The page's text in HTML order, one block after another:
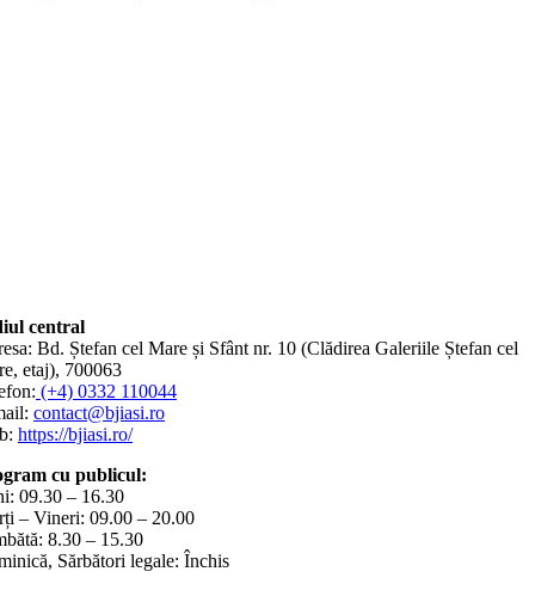
central
Bd. Ștefan cel Mare și Sfânt nr. 10 (Clădirea Galeriile Ștefan cel
etaj), 700063
(+4) 0332 110044
contact@bjiasi.ro
https://bjiasi.ro/
cu publicul:
09.30 – 16.30
– Vineri: 09.00 – 20.00
8.30 – 15.30
Sărbători legale: Închis